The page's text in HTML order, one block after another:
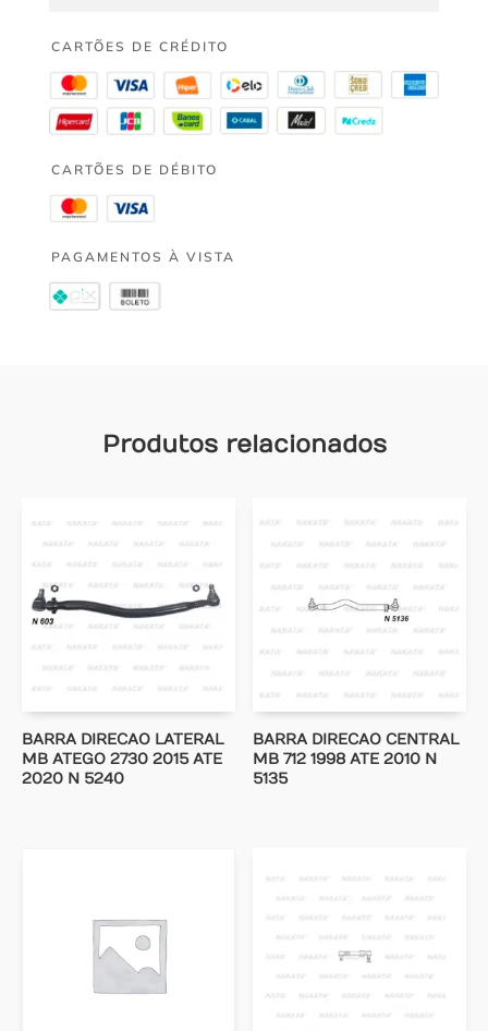
CARTÕES DE CRÉDITO
CARTÕES DE DÉBITO
PAGAMENTOS À VISTA
Produtos relacionados
BARRA DIRECAO LATERAL
MB ATEGO 2730 2015 ATE
2020 N 5240
BARRA DIRECAO CENTRAL
MB 712 1998 ATE 2010 N
5135